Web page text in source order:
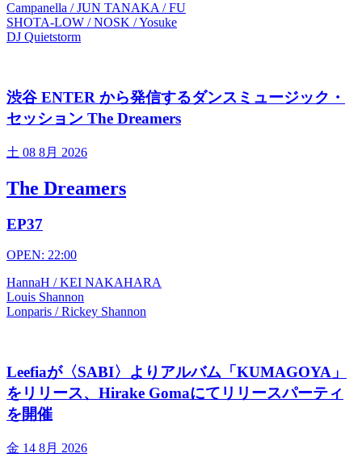
Campanella / JUN TANAKA / FU
SHOTA-LOW / NOSK / Yosuke
DJ Quietstorm
渋谷 ENTER から発信するダンスミュージック・
セッション The Dreamers
土 08 8月 2026
The Dreamers
EP37
OPEN: 22:00
HannaH / KEI NAKAHARA
Louis Shannon
Lonparis / Rickey Shannon
Leefiaが〈SABI〉よりアルバム「KUMAGOYA」
をリリース、Hirake Gomaにてリリースパーティ
を開催
金 14 8月 2026